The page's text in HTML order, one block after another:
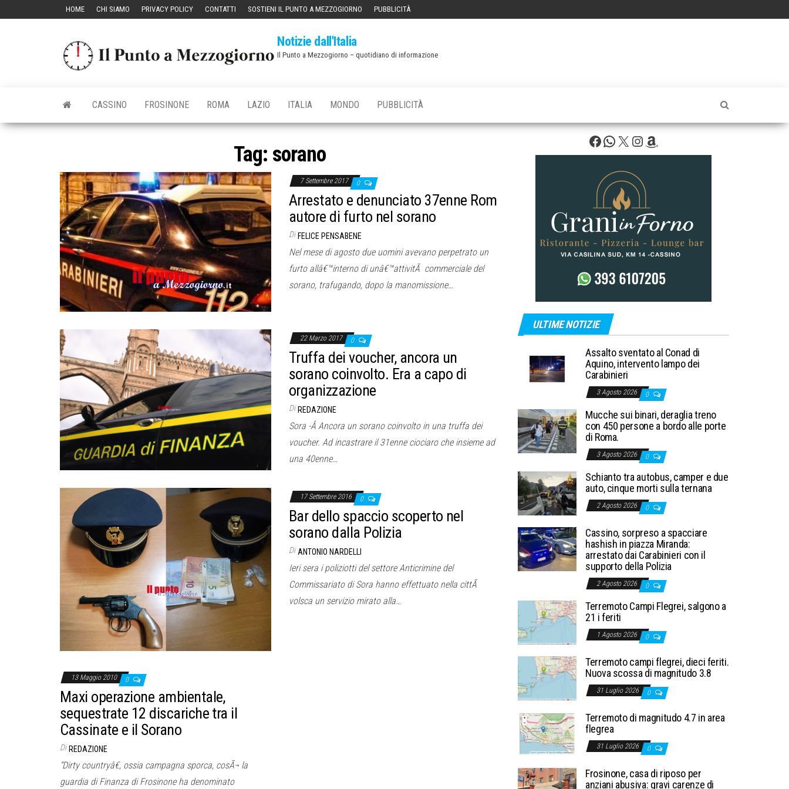
HOME CHI SIAMO PRIVACY POLICY CONTATTI SOSTIENI IL PUNTO A MEZZOGIORNO PUBBLICITÀ
Notizie dall'Italia
Il Punto a Mezzogiorno – quotidiano di informazione
CASSINO FROSINONE ROMA LAZIO ITALIA MONDO PUBBLICITÀ
Tag: sorano
7 Settembre 2017 0
Arrestato e denunciato 37enne Rom
autore di furto nel sorano
Di FELICE PENSABENE
Nel mese di agosto due uomini avevano perpetrato un
furto allâ€™interno di unâ€™attivitÃ commerciale del
sorano, trafugando, dopo la manomissione…
22 Marzo 2017 0
Truffa dei voucher, ancora un
sorano coinvolto. Era a capo di
organizzazione
Di REDAZIONE
Sora -Â Ancora un sorano coinvolto in una truffa dei
voucher. Ad incastrare il 31enne ciociaro che insieme ad
una 40enne…
17 Settembre 2016 0
Bar dello spaccio scoperto nel
sorano dalla Polizia
Di ANTONIO NARDELLI
Ieri sera i poliziotti del settore Anticrimine del
Commissariato di Sora hanno effettuato nella cittÃ
volsca un servizio mirato alla…
13 Maggio 2010 0
Maxi operazione ambientale,
sequestrate 12 discariche tra il
Cassinate e il Sorano
Di REDAZIONE
“Dirty countryâ€, ossia campagna sporca, cosÃ¬ la
guardia di Finanza di Frosinone ha denominato
Facebook
WhatsApp
X Instagram
Amazon
ULTIME NOTIZIE
Assalto sventato al Conad di
Aquino, intervento lampo dei
Carabinieri
3 Agosto 2026 0
Mucche sui binari, deraglia treno
con 450 persone a bordo alle porte
di Roma.
3 Agosto 2026 0
Schianto tra autobus, camper e due
auto, cinque morti sulla ternana
2 Agosto 2026 0
Cassino, sorpreso a spacciare
hashish in piazza Miranda:
arrestato dai Carabinieri con il
supporto della Polizia
2 Agosto 2026 0
Terremoto Campi Flegrei, salgono a
21 i feriti
1 Agosto 2026 0
Terremoto campi flegrei, dieci feriti.
Nuova scossa di magnitudo 3.8
31 Luglio 2026 0
Terremoto di magnitudo 4.7 in area
flegrea
31 Luglio 2026 0
Frosinone, casa di riposo per
anziani abusiva: gravi carenze di